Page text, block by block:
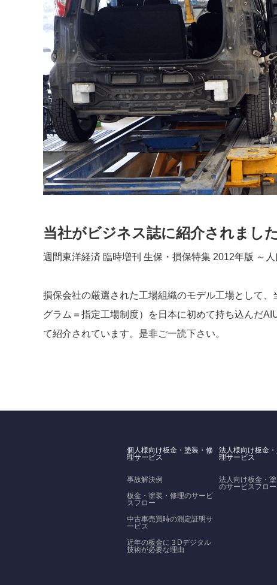
当社がビジネス誌に紹介されました
週間東洋経済 臨時増刊 生保・損保特集 2012年版 ～
損保会社の厳選された工場組織のモデル工場として
グラム＝指定工場制度）を日本に初めて持ち込んだ
て紹介されています。是非ご一読下さい。
個人様向け板金・塗装・修
理サービス
事故解決例
板金・塗装・修理のサービ
スフロー
中古車売買時の測定証明サ
ービス
近年の板金に３Dデジタル
技術が必要な理由
法人様向け板金
理サービス
法人向け板金・
のサービスフロー